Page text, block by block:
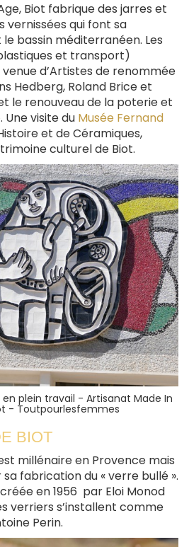
Biot fabrique des jarres et
vernissées qui font sa
bassin méditerranéen. Les
et transport)
d’Artistes de renommée
Hedberg, Roland Brice et
le renouveau de la poterie et
visite du Musée Fernand
et de Céramiques,
culturel de Biot.
plein travail - Artisanat Made In
- Toutpourlesfemmes
BIOT
millénaire en Provence mais
fabrication du « verre bullé ».
en 1956 par Eloi Monod
verriers s’installent comme
Perin.